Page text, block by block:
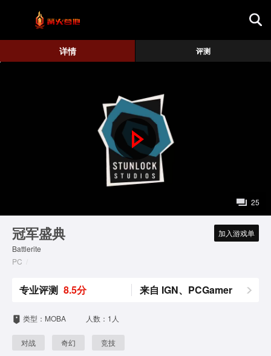
详情 评测
P
l
25
冠军盛典
Battlerite
PC
加入游戏单
专业评测 8.5分 来自 IGN、PCGamer
类型：MOBA 人数：1人
对战 奇幻 竞技